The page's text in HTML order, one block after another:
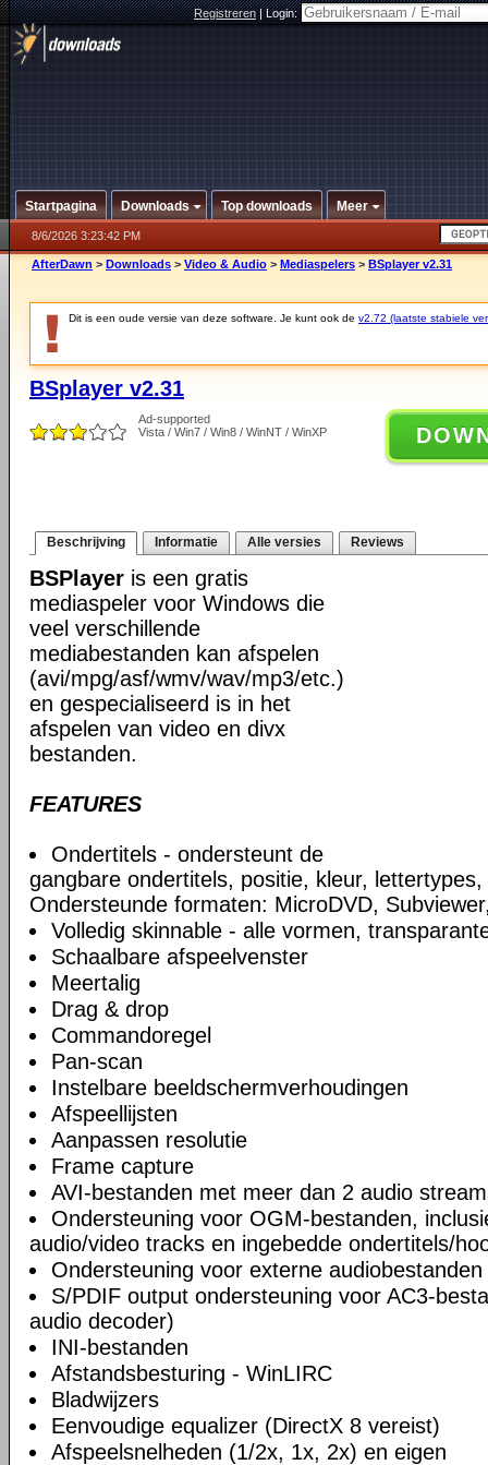
Registreren|Login:
Startpagina Downloads Top downloads Meer
8/6/2026 3:23:42 PM
AfterDawn > Downloads > Video & Audio > Mediaspelers > BSplayer v2.31
Dit is een oude versie van deze software. Je kunt ook de v2.72 (laatste stabiele
BSplayer v2.31
Ad-supported
Vista / Win7 / Win8 / WinNT / WinXP
Beschrijving Informatie Alle versies Reviews
BSPlayer is een gratis
mediaspeler voor Windows die
veel verschillende
mediabestanden kan afspelen
(avi/mpg/asf/wmv/wav/mp3/etc.)
en gespecialiseerd is in het
afspelen van video en divx
bestanden.
FEATURES
Ondertitels - ondersteunt de
gangbare ondertitels, positie, kleur,
Ondersteunde formaten: MicroDVD,
Volledig skinnable - alle vormen,
Schaalbare afspeelvenster
Meertalig
Drag & drop
Commandoregel
Pan-scan
Instelbare beeldschermverhoudingen
Afspeellijsten
Aanpassen resolutie
Frame capture
AVI-bestanden met meer dan 2 audio
Ondersteuning voor OGM-bestanden,
audio/video tracks en ingebedde ondertitels/
Ondersteuning voor externe audiobestanden
S/PDIF output ondersteuning voor AC3-
audio decoder)
INI-bestanden
Afstandsbesturing - WinLIRC
Bladwijzers
Eenvoudige equalizer (DirectX 8 vereist)
Afspeelsnelheden (1/2x, 1x, 2x) en eigen